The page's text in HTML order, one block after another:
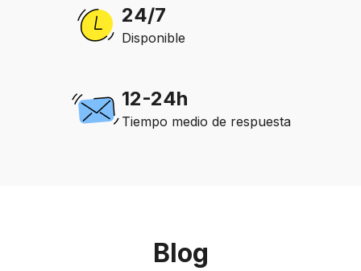
24/7
Disponible
12-24h
Tiempo medio de respuesta
Blog